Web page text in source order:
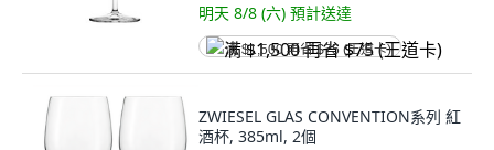
明天 8/8 (六) 預計送達
满 $1,500 再省 $75 (王道卡)
ZWIESEL GLAS CONVENTION系列 紅
酒杯, 385ml, 2個